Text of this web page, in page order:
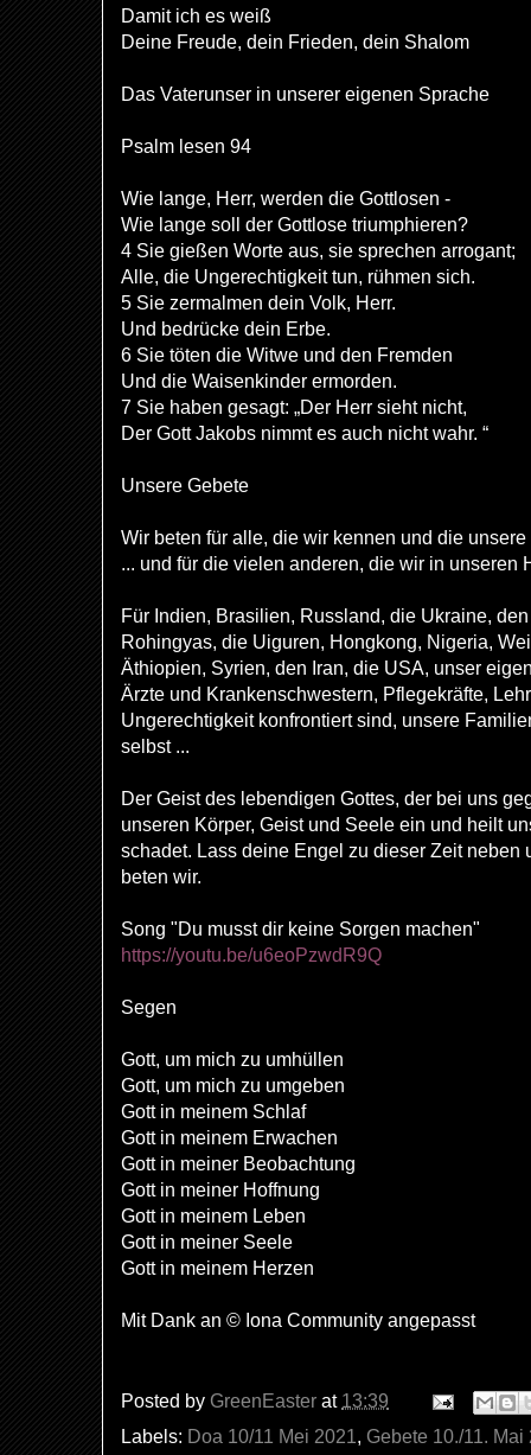
Damit ich es weiß
Deine Freude, dein Frieden, dein Shalom
Das Vaterunser in unserer eigenen Sprache
Psalm lesen 94
Wie lange, Herr, werden die Gottlosen -
Wie lange soll der Gottlose triumphieren?
4 Sie gießen Worte aus, sie sprechen arrogant;
Alle, die Ungerechtigkeit tun, rühmen sich.
5 Sie zermalmen dein Volk, Herr.
Und bedrücke dein Erbe.
6 Sie töten die Witwe und den Fremden
Und die Waisenkinder ermorden.
7 Sie haben gesagt: „Der Herr sieht nicht,
Der Gott Jakobs nimmt es auch nicht wahr. “
Unsere Gebete
Wir beten für alle, die wir kennen und die
... und für die vielen anderen, die wir in unseren
Für Indien, Brasilien, Russland, die Ukraine,
Rohingyas, die Uiguren, Hongkong, Nigeria,
Äthiopien, Syrien, den Iran, die USA, unser
Ärzte und Krankenschwestern, Pflegekräfte,
Ungerechtigkeit konfrontiert sind, unsere
selbst ...
Der Geist des lebendigen Gottes, der bei uns
unseren Körper, Geist und Seele ein und heilt
schadet. Lass deine Engel zu dieser Zeit neben
beten wir.
Song "Du musst dir keine Sorgen machen"
https://youtu.be/u6eoPzwdR9Q
Segen
Gott, um mich zu umhüllen
Gott, um mich zu umgeben
Gott in meinem Schlaf
Gott in meinem Erwachen
Gott in meiner Beobachtung
Gott in meiner Hoffnung
Gott in meinem Leben
Gott in meiner Seele
Gott in meinem Herzen
Mit Dank an © Iona Community angepasst
Posted by GreenEaster at 13:39
Labels: Doa 10/11 Mei 2021, Gebete 10./11. Mai